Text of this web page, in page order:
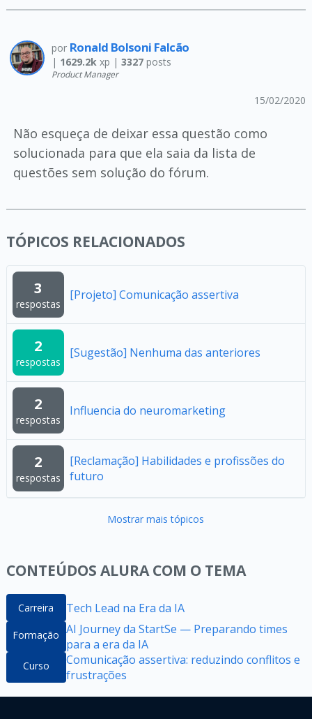
por Ronald Bolsoni Falcão
| 1629.2kxp | 3327posts
Product Manager
15/02/2020
Não esqueça de deixar essa questão como
solucionada para que ela saia da lista de
questões sem solução do fórum.
TÓPICOS RELACIONADOS
3
respostas
[Projeto] Comunicação assertiva
2
respostas
[Sugestão] Nenhuma das anteriores
2
respostas
Influencia do neuromarketing
2
respostas
[Reclamação] Habilidades e profissões do
futuro
Mostrar mais tópicos
CONTEÚDOS ALURA COM O TEMA
Carreira Tech Lead na Era da IA
Formação AI Journey da StartSe — Preparando times
para a era da IA
Curso
Comunicação assertiva: reduzindo conflitos e
frustrações